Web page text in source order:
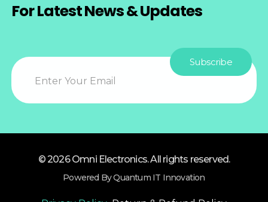
For Latest News & Updates
© 2026 Omni Electronics. All rights reserved.
Powered By Quantum IT Innovation